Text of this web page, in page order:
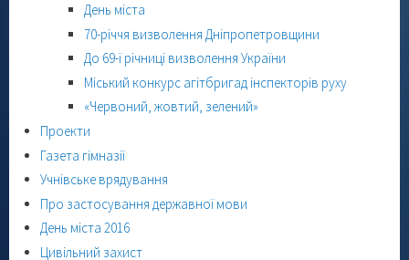
День міста
70-річчя визволення Дніпропетровщини
До 69-ї річниці визволення України
Міський конкурс агітбригад інспекторів руху
«Червоний, жовтий, зелений»
Проекти
Газета гімназії
Учнівське врядування
Про застосування державної мови
День міста 2016
Цивільний захист